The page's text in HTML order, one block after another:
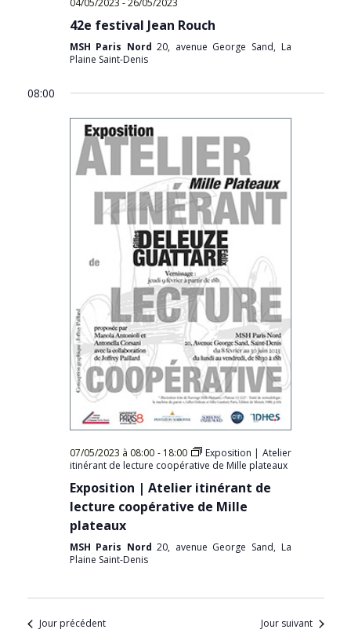
42e festival Jean Rouch
MSH Paris Nord20, avenue George Sand, La
Plaine Saint-Denis
08:00
07/05/2023 à 08:00 - 18:00
Exposition | Atelier
itinérant de lecture coopérative de Mille plateaux
Exposition | Atelier itinérant de
lecture coopérative de Mille
plateaux
MSH Paris Nord20, avenue George Sand, La
Plaine Saint-Denis
Jour précédent Jour suivant